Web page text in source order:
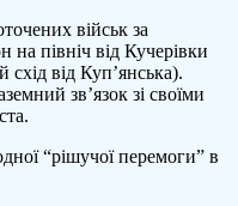
військ за
північ від Кучерівки
схід від Куп’янська).
зв’язок зі своїми
“рішучої перемоги” в